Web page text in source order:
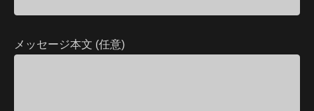
メッセージ本文 (任意)